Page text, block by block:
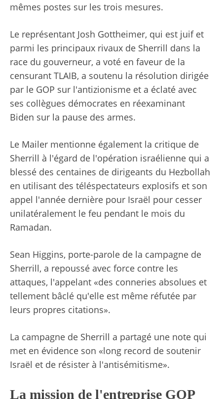
mêmes postes sur les trois mesures.
Le représentant Josh Gottheimer, qui est juif et
parmi les principaux rivaux de Sherrill dans la
race du gouverneur, a voté en faveur de la
censurant TLAIB, a soutenu la résolution dirigée
par le GOP sur l'antizionisme et a éclaté avec
ses collègues démocrates en réexaminant
Biden sur la pause des armes.
Le Mailer mentionne également la critique de
Sherrill à l'égard de l'opération israélienne qui a
blessé des centaines de dirigeants du Hezbollah
en utilisant des téléspectateurs explosifs et son
appel l'année dernière pour Israël pour cesser
unilatéralement le feu pendant le mois du
Ramadan.
Sean Higgins, porte-parole de la campagne de
Sherrill, a repoussé avec force contre les
attaques, l'appelant «des conneries absolues et
tellement bâclé qu'elle est même réfutée par
leurs propres citations».
La campagne de Sherrill a partagé une note qui
met en évidence son «long record de soutenir
Israël et de résister à l'antisémitisme».
La mission de l'entreprise GOP